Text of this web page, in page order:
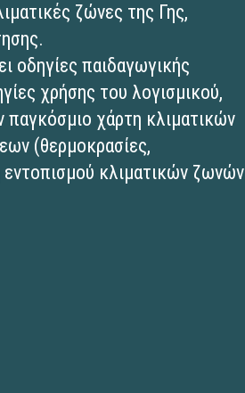
ζώνες της Γης,
οδηγίες παιδαγωγικής
χρήσης του λογισμικού,
παγκόσμιο χάρτη κλιματικών
(θερμοκρασίες,
κλιματικών ζωνών